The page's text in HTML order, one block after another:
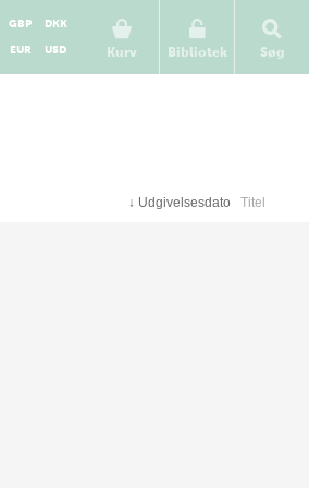
Kurv
GBP
DKK
EUR
USD Bibliotek Søg
↓ Udgivelsesdato Titel